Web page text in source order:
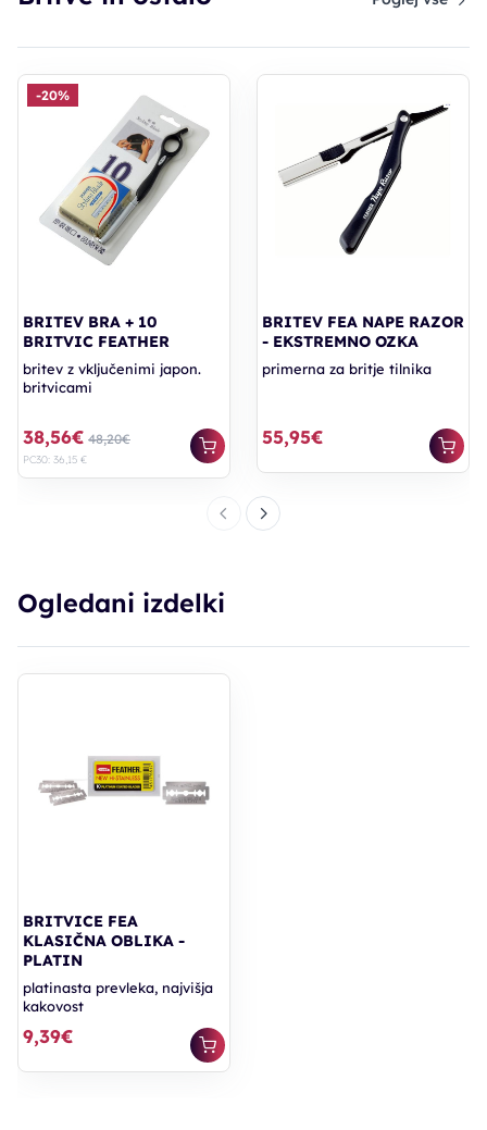
-20%
BRITEV BRA + 10
BRITVIC FEATHER
britev z vključenimi japon.
britvicami
38,56€ 48,20€
PC30: 36,15 €
BRITEV FEA NAPE RAZOR
- EKSTREMNO OZKA
primerna za britje tilnika
55,95€
Ogledani izdelki
BRITVICE FEA
KLASIČNA OBLIKA -
PLATIN
platinasta prevleka, najvišja
kakovost
9,39€